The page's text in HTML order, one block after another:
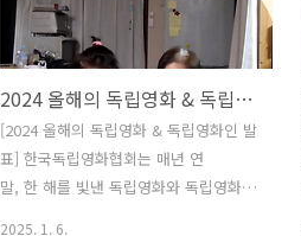
2024 올해의 독립영화 & 독립영화인
[2024 올해의 독립영화 & 독립영화인 발
표] 한국독립영화협회는 매년 연
말, 한 해를 빛낸 독립영화와 독립영화인
2025. 1. 6.